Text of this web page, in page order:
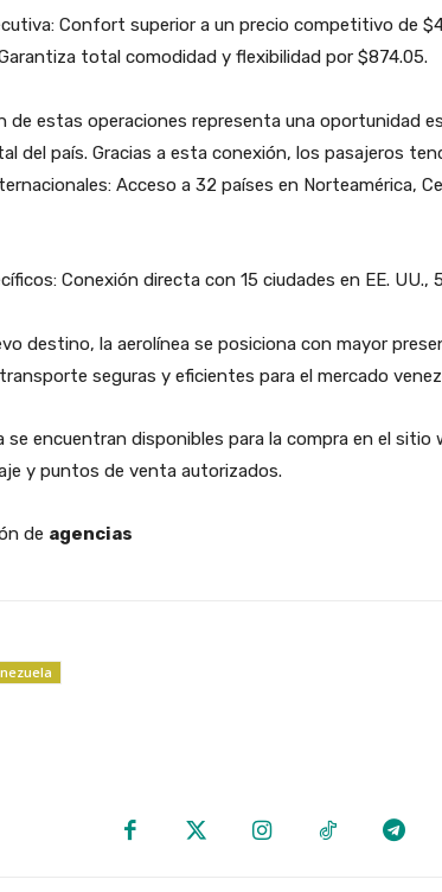
Confort superior a un precio competitivo de
total comodidad y flexibilidad por $874.05.
de estas operaciones representa una oportunidad
del país. Gracias a esta conexión, los pasajeros
Acceso a 32 países en Norteamérica,
Conexión directa con 15 ciudades en EE. UU.,
destino, la aerolínea se posiciona con mayor
seguras y eficientes para el mercado
encuentran disponibles para la compra en el sitio
y puntos de venta autorizados.
de agencias